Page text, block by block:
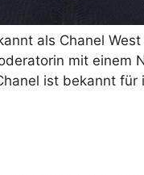
als Chanel
mit einem
ist bekannt